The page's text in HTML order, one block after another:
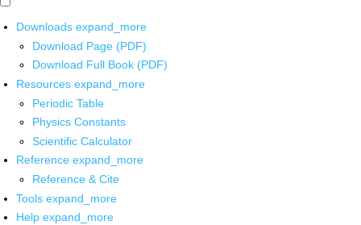
Downloads expand_more
Download Page (PDF)
Download Full Book (PDF)
Resources expand_more
Periodic Table
Physics Constants
Scientific Calculator
Reference expand_more
Reference & Cite
Tools expand_more
Help expand_more